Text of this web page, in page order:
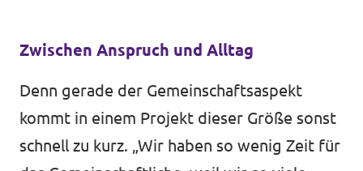
Zwischen Anspruch und Alltag
Denn gerade der Gemeinschaftsaspekt
kommt in einem Projekt dieser Größe sonst
schnell zu kurz. „Wir haben so wenig Zeit für